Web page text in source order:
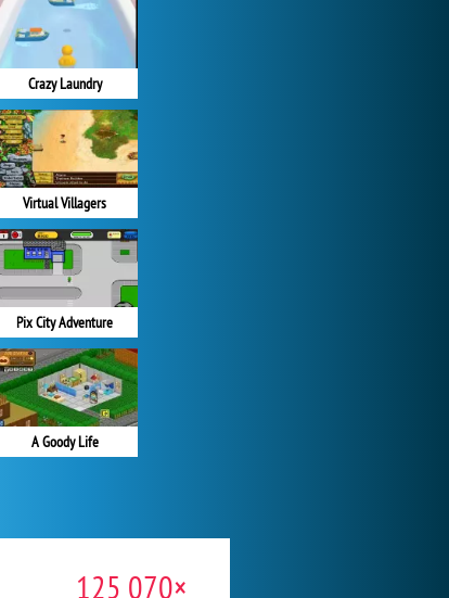
Crazy Laundry
Virtual Villagers
Pix City Adventure
A Goody Life
125 070×